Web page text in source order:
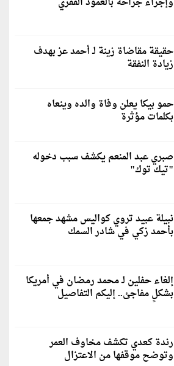
حقيقة مقاضاة زينة لـ أحمد عز بهدف
زيادة النفقة
حمو بيكا يعلن وفاة والده وينعاه
بكلمات مؤثرة
صبري عبد المنعم يكشف سبب دخوله
"تيك توك"
نبيلة عبيد تروي كواليس مشهد جمعها
بأحمد زكي في شادر السمك
إلغاء حفلين لـ محمد رمضان في أمريكا
بشكلٍ مفاجئ.. إليكم التفاصيل
رندة كعدي تكشف مخاوف العمر
وتوضح موقفها من الاعتزال